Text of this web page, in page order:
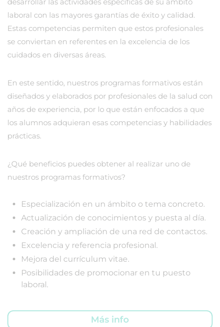
laboral con las mayores garantías de éxito y calidad.
Estas competencias permiten que estos profesionales
se conviertan en referentes en la excelencia de los
cuidados en diversas áreas.
En este sentido, nuestros programas formativos están
diseñados y elaborados por profesionales de la salud con
años de experiencia, por lo que están enfocados a que
los alumnos adquieran esas competencias y habilidades
prácticas.
¿Qué beneficios puedes obtener al realizar uno de
nuestros programas formativos?
Especialización en un ámbito o tema concreto.
Actualización de conocimientos y puesta al día.
Creación y ampliación de una red de contactos.
Excelencia y referencia profesional.
Mejora del currículum vitae.
Posibilidades de promocionar en tu puesto
laboral.
Más info